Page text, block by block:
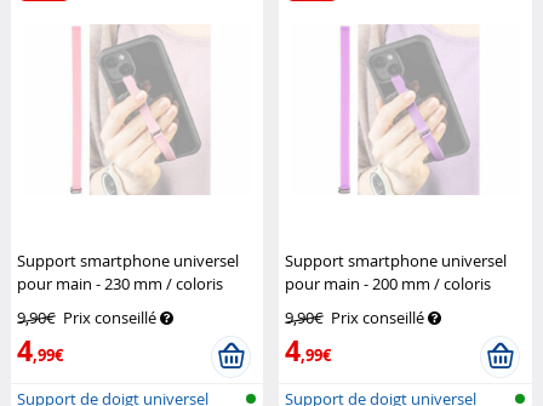
Support smartphone universel
pour main - 230 mm / coloris
9,90€ Prix conseillé
4,99€
Support de doigt universel
Support smartphone universel
pour main - 200 mm / coloris
9,90€ Prix conseillé
4,99€
Support de doigt universel